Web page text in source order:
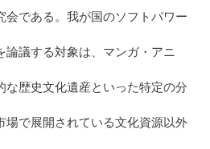
会である。我が国のソフトパワー
論議する対象は、マンガ・アニ
な歴史文化遺産といった特定の分
場で展開されている文化資源以外